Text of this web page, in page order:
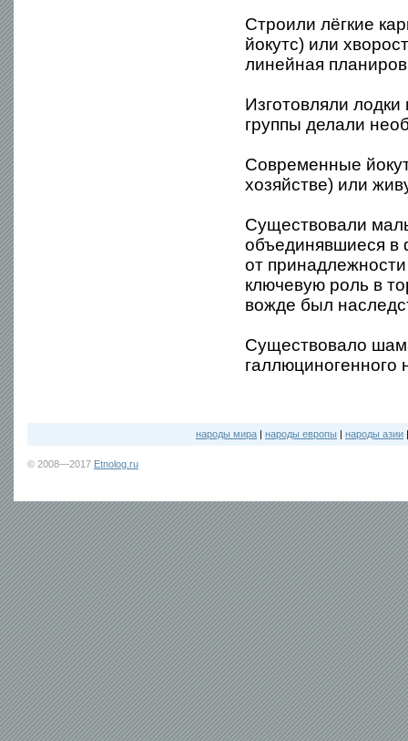
Строили лёгкие
йокутс) или
линейная
Изготовляли
группы делали
Современные
хозяйстве) или
Существовали
объединявшиеся в
от принадлежности
ключевую роль в
вожде был
Существовало
галлюциногенного
народы мира | народы европы | народы азии
© 2008—2017 Etnolog.ru